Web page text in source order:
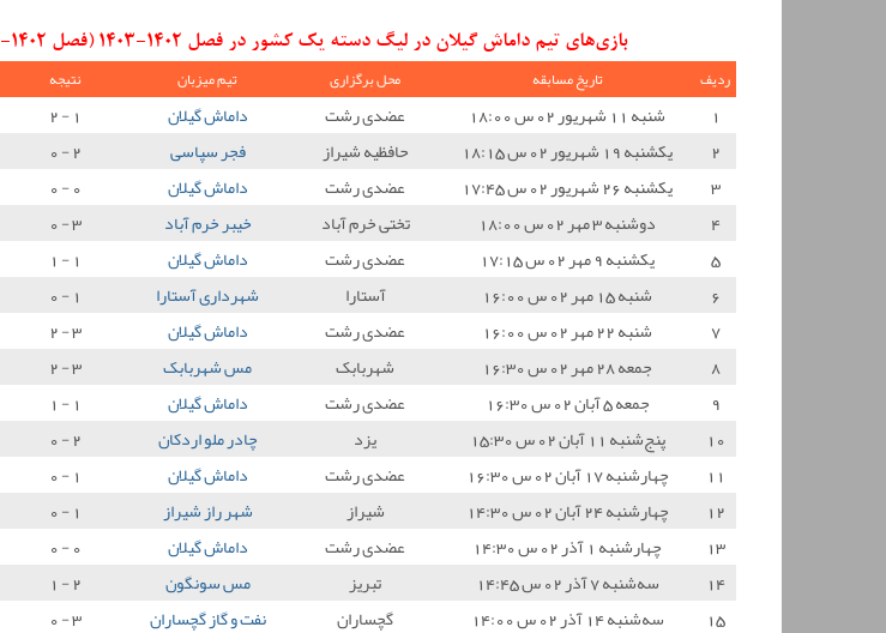
بازی‌های تیم داماش گیلان در لیگ دسته یک کشور در فصل 1402-1403 (فصل 1402-1403)
ردیف تاریخ مسابقه محل برگزاری تیم میزبان نتیجه
1 شنبه 11 شهریور 02 س 18:00 عضدی رشت داماش گیلان 1 - 2
2
یکشنبه 19 شهریور 02 س 18:15 حافظیه شیراز فجر سپاسی 2 - 0
3
یکشنبه 26 شهریور 02 س 17:45 عضدی رشت داماش گیلان 0 - 0
4
دوشنبه 3 مهر 02 س 18:00 تختی خرم آباد خیبر خرم آباد 3 - 0
5
یکشنبه 9 مهر 02 س 17:15 عضدی رشت داماش گیلان 1 - 1
6
شنبه 15 مهر 02 س 16:00 آستارا شهرداری آستارا 1 - 0
7
شنبه 22 مهر 02 س 16:00 عضدی رشت داماش گیلان 3 - 2
8
جمعه 28 مهر 02 س 16:30 شهربابک مس شهربابک 3 - 2
9
جمعه 5 آبان 02 س 16:30 عضدی رشت داماش گیلان 1 - 1
10
پنج‌شنبه 11 آبان 02 س 15:30 یزد چادر ملو اردکان 2 - 0
11
چهارشنبه 17 آبان 02 س 16:30 عضدی رشت داماش گیلان 1 - 0
12
چهارشنبه 24 آبان 02 س 14:30 شیراز شهر راز شیراز 1 - 0
13
چهارشنبه 1 آذر 02 س 14:30 عضدی رشت داماش گیلان 0 - 0
14
سه‌شنبه 7 آذر 02 س 14:45 تبریز مس سونگون 2 - 1
15
سه‌شنبه 14 آذر 02 س 14:00 گچساران نفت و گاز گچساران 3 - 0